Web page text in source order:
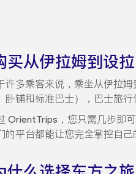
买从伊拉姆到设
许多乘客来说，乘坐从伊拉
卧铺和标准巴士），巴士旅行
OrientTrips，您只需几步即
的平台都能让您完全掌控自己